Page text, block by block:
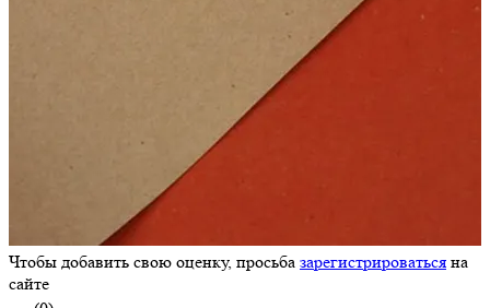
Чтобы добавить свою оценку, просьба зарегистрироваться на
сайте